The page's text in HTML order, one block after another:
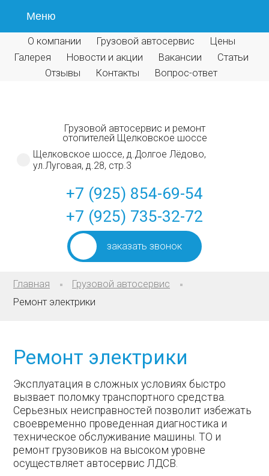
Меню
О компании Грузовой автосервис
Цены
Галерея
Новости и акции Вакансии
Статьи
Отзывы
Контакты Вопрос-ответ
Грузовой автосервис и ремонт
отопителей Щелковское шоссе
Щелковское шоссе, д.Долгое Лёдово,
ул.Луговая, д.28, стр.3
+7 (925) 854-69-54
+7 (925) 735-32-72
заказать звонок
Главная
Грузовой автосервис
Ремонт электрики
Ремонт электрики
Эксплуатация в сложных условиях быстро
вызвает поломку транспортного средства.
Серьезных неисправностей позволит избежать
своевременно проведенная диагностика и
техническое обслуживание машины. ТО и
ремонт грузовиков на высоком уровне
осуществляет автосервис ЛДСВ.